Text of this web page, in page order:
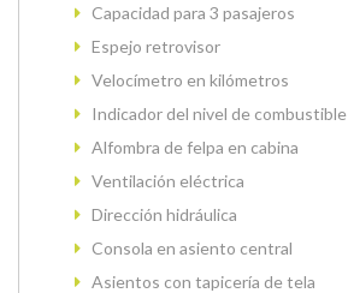
Capacidad para 3 pasajeros
Espejo retrovisor
Velocímetro en kilómetros
Indicador del nivel de combustible
Alfombra de felpa en cabina
Ventilación eléctrica
Dirección hidráulica
Consola en asiento central
Asientos con tapicería de tela